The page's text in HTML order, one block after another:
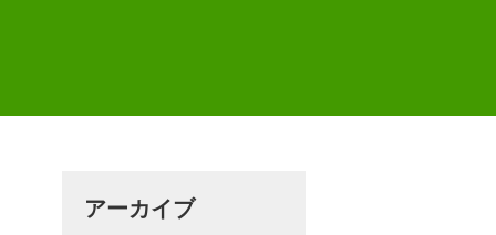
アーカイブ